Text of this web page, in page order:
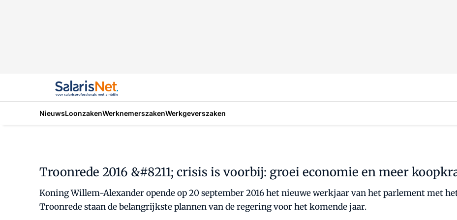
NieuwsLoonzakenWerknemerszakenWerkgeverszaken
Troonrede 2016 &#8211; crisis is voorbij: groei economie en meer
Koning Willem-Alexander opende op 20 september 2016 het nieuwe werkjaar van het parlement met
Troonrede staan de belangrijkste plannen van de regering voor het komende jaar.